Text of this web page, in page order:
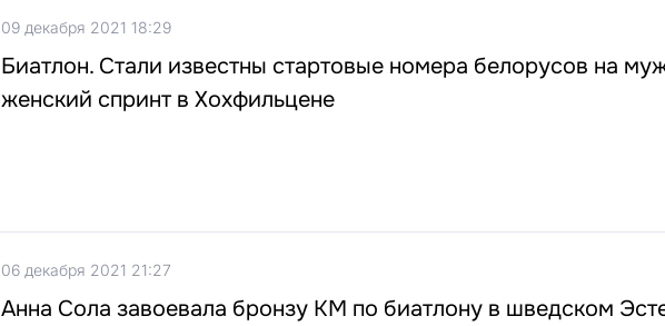
09 декабря 2021 18:29
Биатлон. Стали известны стартовые номера белорусов на
женский спринт в Хохфильцене
06 декабря 2021 21:27
Анна Сола завоевала бронзу КМ по биатлону в шведском